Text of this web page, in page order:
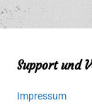
Support und
Impressum